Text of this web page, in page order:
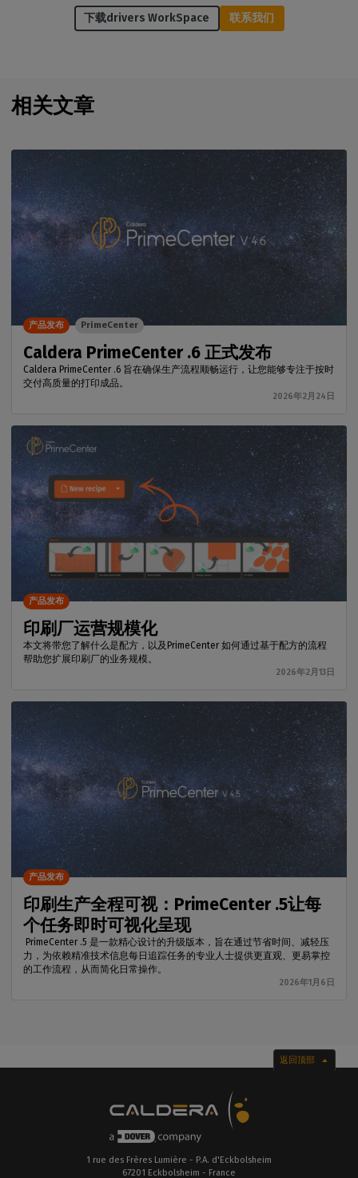
下载drivers WorkSpace 联系我们
相关文章
Caldera PrimeCenter .6 正式发布
Caldera PrimeCenter .6 旨在确保生产流程顺畅运行，让您能够专注于按时
交付高质量的打印成品。
2026年2月24日
产品发布 PrimeCenter
印刷厂运营规模化
本文将带您了解什么是配方，以及PrimeCenter 如何通过基于配方的流程
帮助您扩展印刷厂的业务规模。
2026年2月13日
产品发布
印刷生产全程可视：PrimeCenter .5让每
个任务即时可视化呈现
PrimeCenter .5 是一款精心设计的升级版本，旨在通过节省时间、减轻压
力，为依赖精准技术信息每日追踪任务的专业人士提供更直观、更易掌控
的工作流程，从而简化日常操作。
2026年1月6日
产品发布
返回顶部
1 rue des Frères Lumière - P.A. d'Eckbolsheim
67201 Eckbolsheim - France